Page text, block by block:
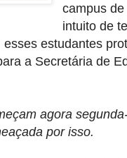
campus
intuito de
estudantes
a Secretária de
agora
por isso.